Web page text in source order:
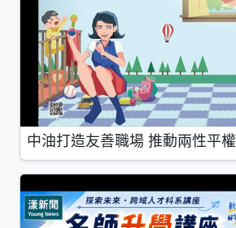
中油打造友善職場 推動兩性平權